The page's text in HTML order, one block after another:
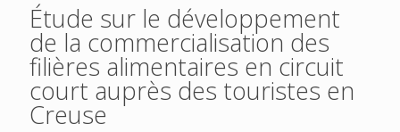
Étude sur le développement
de la commercialisation des
filières alimentaires en circuit
court auprès des touristes en
Creuse